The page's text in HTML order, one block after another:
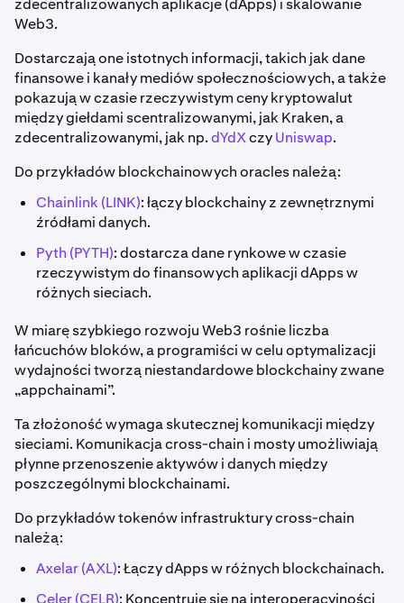
zdecentralizowanych aplikacje (dApps) i skalowanie
Web3.
Dostarczają one istotnych informacji, takich jak dane
finansowe i kanały mediów społecznościowych, a także
pokazują w czasie rzeczywistym ceny kryptowalut
między giełdami scentralizowanymi, jak Kraken, a
zdecentralizowanymi, jak np.dYdXczyUniswap.
Do przykładów blockchainowych oracles należą:
Chainlink (LINK): łączy blockchainy z zewnętrznymi
źródłami danych.
Pyth (PYTH): dostarcza dane rynkowe w czasie
rzeczywistym do finansowych aplikacji dApps w
różnych sieciach.
W miarę szybkiego rozwoju Web3 rośnie liczba
łańcuchów bloków, a programiści w celu optymalizacji
wydajności tworzą niestandardowe blockchainy zwane
„appchainami”.
Ta złożoność wymaga skutecznej komunikacji między
sieciami. Komunikacja cross-chain i mosty umożliwiają
płynne przenoszenie aktywów i danych między
poszczególnymi blockchainami.
Do przykładów tokenów infrastruktury cross-chain
należą:
Axelar (AXL): Łączy dApps w różnych blockchainach.
Celer (CELR): Koncentruje się na interoperacyjności